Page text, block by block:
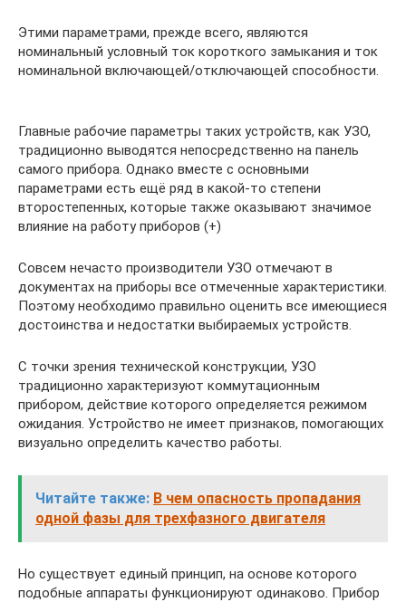
Этими параметрами, прежде всего, являются
номинальный условный ток короткого замыкания и ток
номинальной включающей/отключающей способности.
Главные рабочие параметры таких устройств, как УЗО,
традиционно выводятся непосредственно на панель
самого прибора. Однако вместе с основными
параметрами есть ещё ряд в какой-то степени
второстепенных, которые также оказывают значимое
влияние на работу приборов (+)
Совсем нечасто производители УЗО отмечают в
документах на приборы все отмеченные характеристики.
Поэтому необходимо правильно оценить все имеющиеся
достоинства и недостатки выбираемых устройств.
С точки зрения технической конструкции, УЗО
традиционно характеризуют коммутационным
прибором, действие которого определяется режимом
ожидания. Устройство не имеет признаков, помогающих
визуально определить качество работы.
Читайте также: В чем опасность пропадания
одной фазы для трехфазного двигателя
Но существует единый принцип, на основе которого
подобные аппараты функционируют одинаково. Прибор